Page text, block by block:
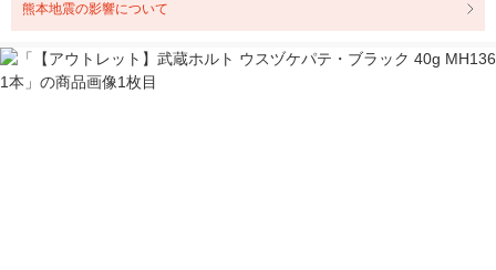
熊本地震の影響について